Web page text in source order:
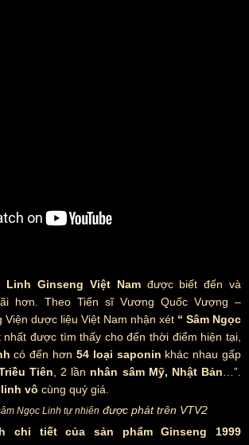
Linh Ginseng Việt Nam được biết đến và
hơn. Theo Tiến sĩ Vương Quốc Vượng –
Viện dược liệu Việt Nam nhận xét “ Sâm Ngọc
nhất được tìm thấy cho đến thời điểm hiện tại,
có đến hơn 54 loại saponin khác nhau gấp
Tiên, 2 lần nhân sâm Mỹ, Nhật Bản…”.
vô cùng quý giá.
Ngọc Linh tự nhiên được phát trên VTV2
chi tiết của sản phẩm Ginseng 1999